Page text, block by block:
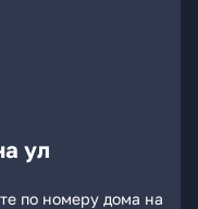
ул
по номеру дома на